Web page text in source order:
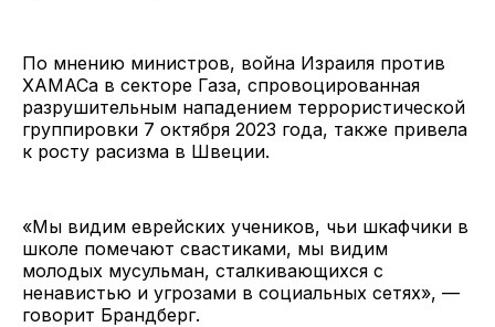
По мнению министров, война Израиля против
ХАМАСа в секторе Газа, спровоцированная
разрушительным нападением террористической
группировки 7 октября 2023 года, также привела
к росту расизма в Швеции.
«Мы видим еврейских учеников, чьи шкафчики в
школе помечают свастиками, мы видим
молодых мусульман, сталкивающихся с
ненавистью и угрозами в социальных сетях», —
говорит Брандберг.